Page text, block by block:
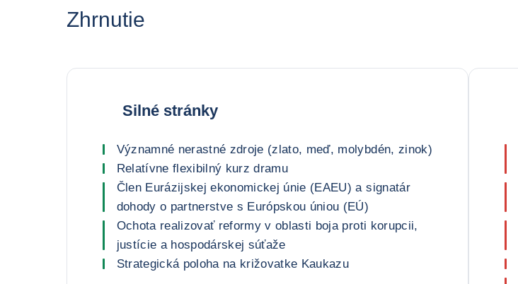
Zhrnutie
Silné stránky
Významné nerastné zdroje (zlato, meď, molybdén, zinok)
Relatívne flexibilný kurz dramu
Člen Eurázijskej ekonomickej únie (EAEU) a signatár
dohody o partnerstve s Európskou úniou (EÚ)
Ochota realizovať reformy v oblasti boja proti korupcii,
justície a hospodárskej súťaže
Strategická poloha na križovatke Kaukazu